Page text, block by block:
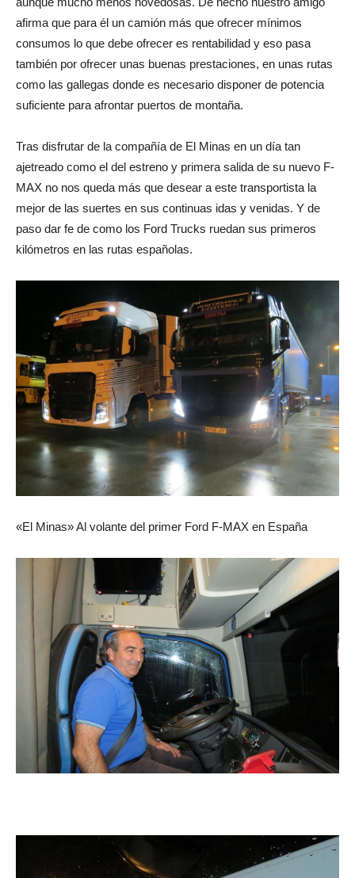
afirma que para él un camión más que ofrecer mínimos
consumos lo que debe ofrecer es rentabilidad y eso pasa
también por ofrecer unas buenas prestaciones, en unas rutas
como las gallegas donde es necesario disponer de potencia
suficiente para afrontar puertos de montaña.
Tras disfrutar de la compañía de El Minas en un día tan
ajetreado como el del estreno y primera salida de su nuevo F-
MAX no nos queda más que desear a este transportista la
mejor de las suertes en sus continuas idas y venidas. Y de
paso dar fe de como los Ford Trucks ruedan sus primeros
kilómetros en las rutas españolas.
«El Minas» Al volante del primer Ford F-MAX en España